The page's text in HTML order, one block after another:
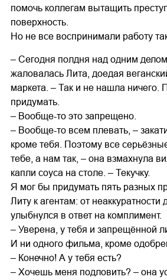
помочь коллегам вытащить
поверхность.
Но не все воспринимали работу
– Сегодня полдня над одним
жаловалась Лита, доедая
маркета. – Так и не нашла ничего.
придумать.
– Вообще-то это запрещено.
– Вообще-то всем плевать, –
кроме тебя. Поэтому все
тебе, а нам так, – она взмахнула
капли соуса на столе. – Текучку.
Я мог бы придумать пять разных
Литу к агентам: от неаккуратности
улыбнулся в ответ на комплимент.
– Уверена, у тебя и запрещённой
И ни одного фильма, кроме
– Конечно! А у тебя есть?
– Хочешь меня подловить? – она